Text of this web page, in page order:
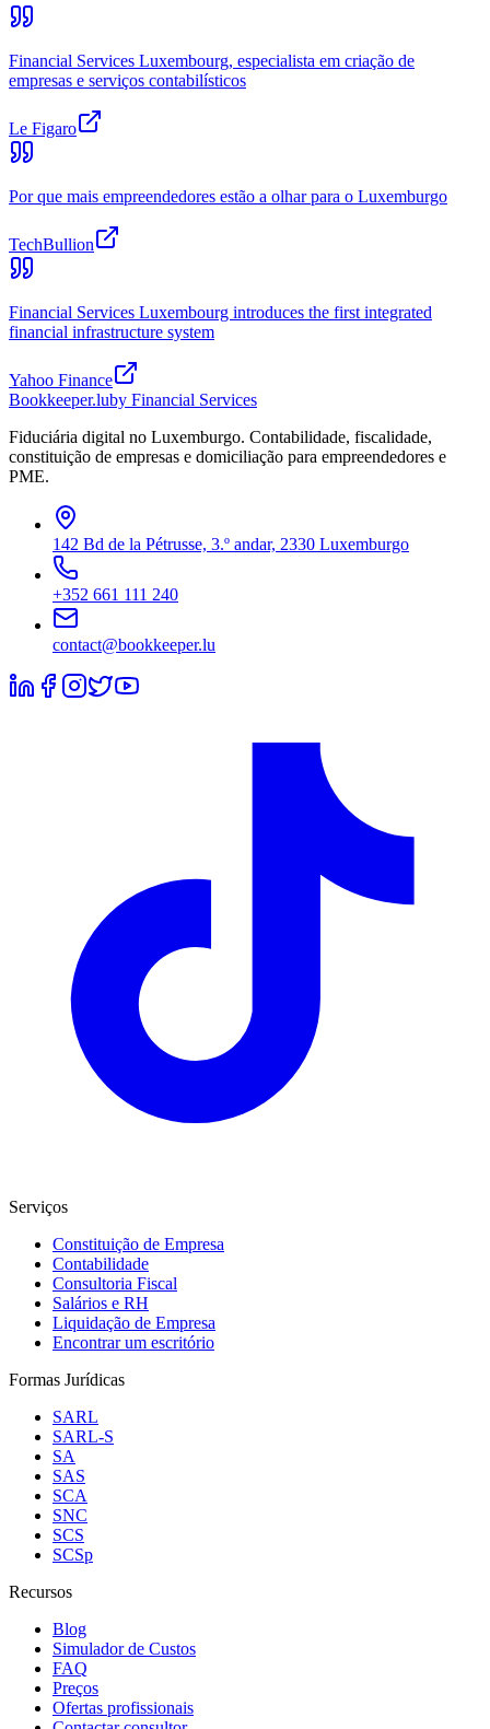
Financial Services Luxembourg, especialista em criação de
empresas e serviços contabilísticos
Le Figaro
Por que mais empreendedores estão a olhar para o Luxemburgo
TechBullion
Financial Services Luxembourg introduces the first integrated
financial infrastructure system
Yahoo Finance
Bookkeeper.luby Financial Services
Fiduciária digital no Luxemburgo. Contabilidade, fiscalidade,
constituição de empresas e domiciliação para empreendedores e
PME.
142 Bd de la Pétrusse, 3.º andar, 2330 Luxemburgo
+352 661 111 240
contact@bookkeeper.lu
Serviços
Constituição de Empresa
Contabilidade
Consultoria Fiscal
Salários e RH
Liquidação de Empresa
Encontrar um escritório
Formas Jurídicas
SARL
SARL-S
SA
SAS
SCA
SNC
SCS
SCSp
Recursos
Blog
Simulador de Custos
FAQ
Preços
Ofertas profissionais